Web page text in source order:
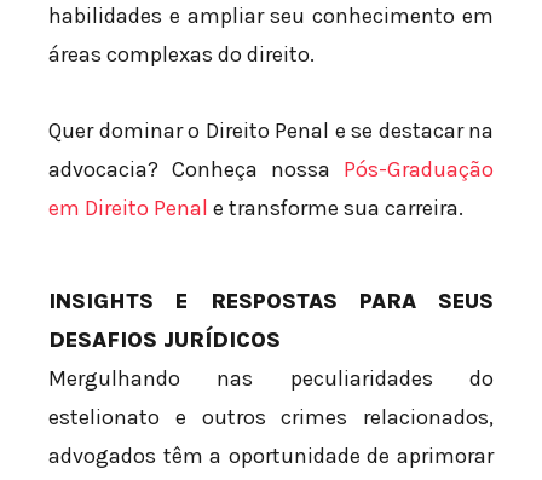
habilidades e ampliar seu conhecimento em
áreas complexas do direito.
Quer dominar o Direito Penal e se destacar na
advocacia? Conheça nossa Pós-Graduação
em Direito Penal e transforme sua carreira.
INSIGHTS E RESPOSTAS PARA SEUS
DESAFIOS JURÍDICOS
Mergulhando nas peculiaridades do
estelionato e outros crimes relacionados,
advogados têm a oportunidade de aprimorar